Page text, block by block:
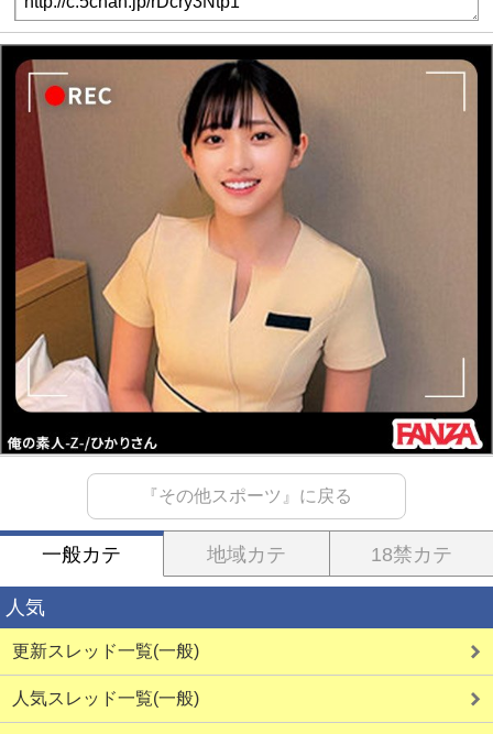
『その他スポーツ』に戻る
一般カテ 地域カテ 18禁カテ
人気
更新スレッド一覧(一般)
人気スレッド一覧(一般)